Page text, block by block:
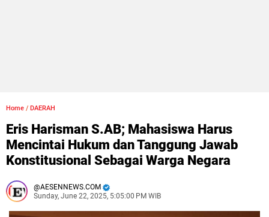
Home / DAERAH
Eris Harisman S.AB; Mahasiswa Harus
Mencintai Hukum dan Tanggung Jawab
Konstitusional Sebagai Warga Negara
AESENNEWS.COM
Sunday, June 22, 2025, 5:05:00 PM WIB